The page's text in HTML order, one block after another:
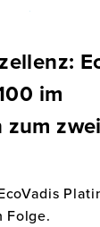
im
zum
Folge.